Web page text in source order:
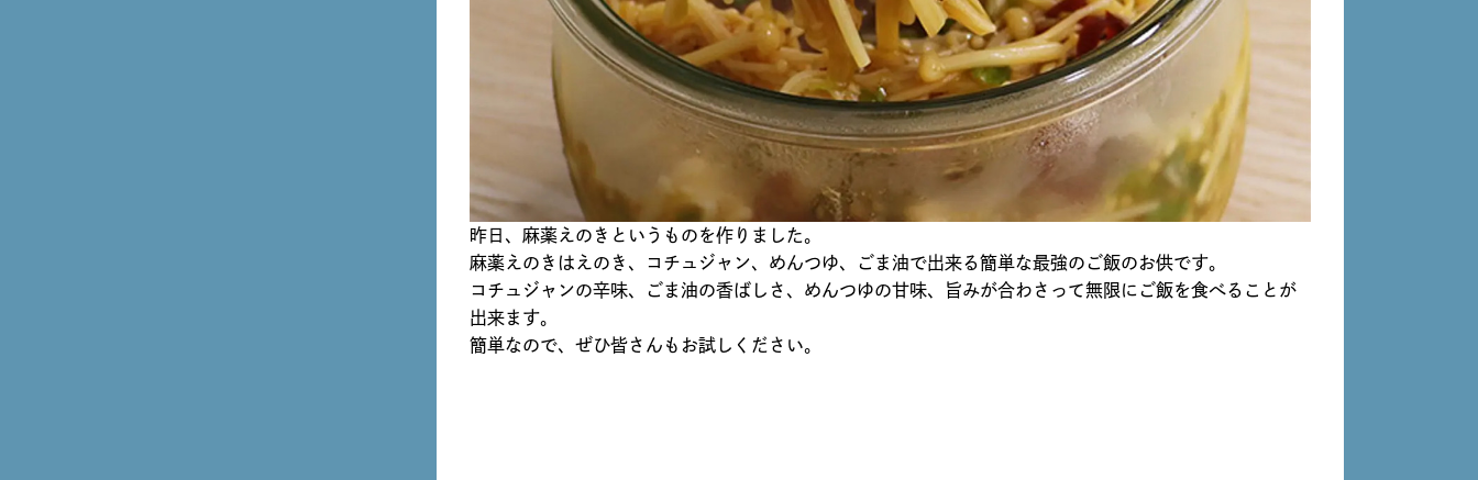
昨日、麻薬えのきというものを作りました。
麻薬えのきはえのき、コチュジャン、めんつゆ、ごま油で出来る簡単な最強のご飯のお供です。
コチュジャンの辛味、ごま油の香ばしさ、めんつゆの甘味、旨みが合わさって無限にご飯を食べることが
出来ます。
簡単なので、ぜひ皆さんもお試しください。